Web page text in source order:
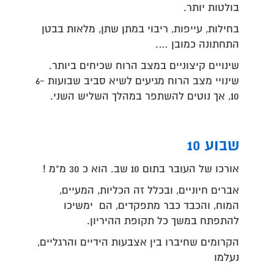
בולטות יותר.
בחילות, עייפות, ריבוי במתן שתן, מלאות בבטן
התחתונה כמובן ….
שינויים קיצוניים במצב הרוח שכיחים ביותר.
שינויי מצב הרוח מגיעים לשיא סביב שבועות 6-
10, אך נוטים להשתפר במהלך השליש השני.
שבוע 10
אורכו של העובר בתום 10 שב. הוא כ 30 מ"מ !
אברים חיוניים, ובכלל זה הכליות, המעיים,
המוח, והכבד כבר מתפקדים, הם ימשיכו
להתפתח במשך כל תקופת ההיריון.
הקרומים שחיברו בין אצבעות הידיים והרגליים,
נעלמו